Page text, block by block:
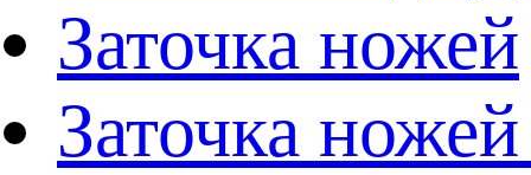
Заточка ножей
Заточка